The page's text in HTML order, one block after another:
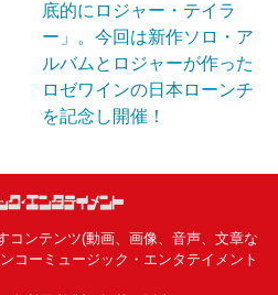
底的にロジャー・テイラ
ー」。今回は新作ソロ・ア
ルバムとロジャーが作った
ロゼワインの日本ローンチ
を記念し開催！
コンテンツ(動画、画像、音声、文章な
コーミュージック・エンタテイメント